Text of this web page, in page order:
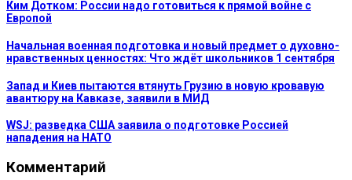
Ким Дотком: России надо готовиться к прямой войне с
Европой
Начальная военная подготовка и новый предмет о духовно-
нравственных ценностях: Что ждёт школьников 1 сентября
Запад и Киев пытаются втянуть Грузию в новую кровавую
авантюру на Кавказе, заявили в МИД
WSJ: разведка США заявила о подготовке Россией
нападения на НАТО
Комментарий